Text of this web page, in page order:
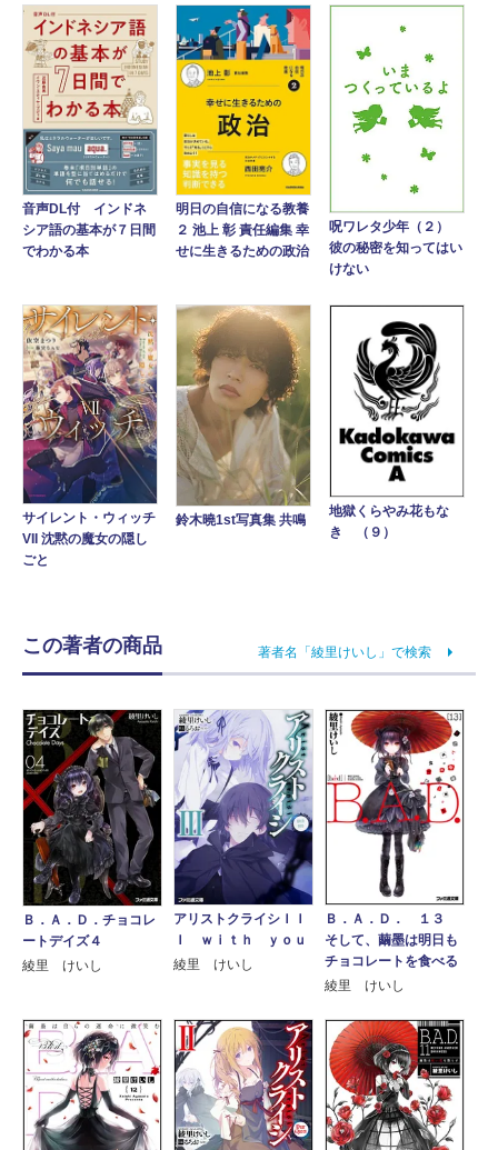
音声DL付 インドネ
シア語の基本が７日間
でわかる本
明日の自信になる教養
２ 池上 彰 責任編集 幸
せに生きるための政治
呪ワレタ少年（２）
彼の秘密を知ってはい
けない
サイレント・ウィッチ
VII 沈黙の魔女の隠し
ごと
鈴木曉1st写真集 共鳴
地獄くらやみ花もな
き （９）
この著者の商品 著者名「綾里けいし」で検索
Ｂ．Ａ．Ｄ．チョコレ
ートデイズ４
綾里 けいし
アリストクライシＩＩ
Ｉ ｗｉｔｈ ｙｏｕ
綾里 けいし
Ｂ．Ａ．Ｄ． １３
そして、繭墨は明日も
チョコレートを食べる
綾里 けいし